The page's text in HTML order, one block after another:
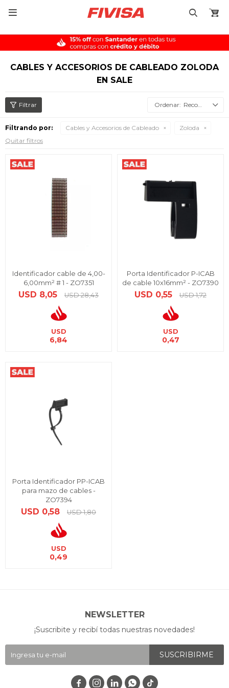

CABLES Y ACCESORIOS DE CABLEADO ZOLODA
EN SALE
Recomendados
Filtrando por: Cables y Accesorios de Cableado
Zoloda
Quitar filtros
Identificador cable de 4,00-
6,00mm² # 1 - ZO7351
USD 8,05 USD 28,43
USD
6,84
Porta Identificador P-ICAB
de cable 10x16mm² - ZO7390
USD 0,55 USD 1,72
USD
0,47
Porta Identificador PP-ICAB
para mazo de cables -
ZO7394
USD 0,58 USD 1,80
USD
0,49
NEWSLETTER
¡Suscribite y recibí todas nuestras novedades!
SUSCRIBIRME
   